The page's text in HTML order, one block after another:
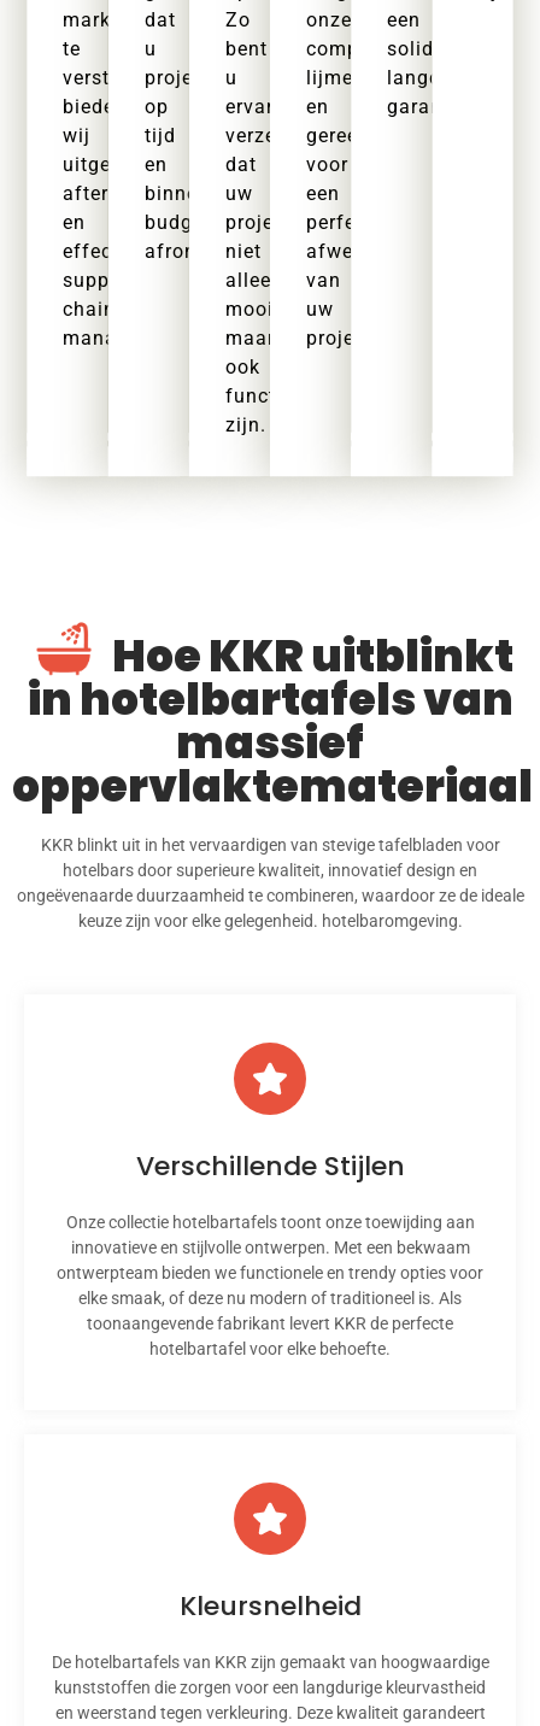
marktpositie
te
versterken,
bieden
wij
uitgebreide
aftersalesondersteuning
en
effectief
supply
chain
management.
dat
u
projecten
op
tijd
en
binnen
budget
afrondt.
Zo
bent
u
ervan
verzekerd
dat
uw
projecten
niet
alleen
mooi,
maar
ook
functioneel
zijn.
onze
complementaire
lijmen
en
gereedschappen
voor
een
perfecte
afwerking
van
uw
projecten.
een
solide,
langdurige
garantie.
Hoe KKR uitblinkt
in hotelbartafels van
massief
oppervlaktemateriaal
KKR blinkt uit in het vervaardigen van stevige tafelbladen voor
hotelbars door superieure kwaliteit, innovatief design en
ongeëvenaarde duurzaamheid te combineren, waardoor ze de ideale
keuze zijn voor elke gelegenheid. hotelbaromgeving.
Verschillende Stijlen
Onze collectie hotelbartafels toont onze toewijding aan
innovatieve en stijlvolle ontwerpen. Met een bekwaam
ontwerpteam bieden we functionele en trendy opties voor
elke smaak, of deze nu modern of traditioneel is. Als
toonaangevende fabrikant levert KKR de perfecte
hotelbartafel voor elke behoefte.
Kleursnelheid
De hotelbartafels van KKR zijn gemaakt van hoogwaardige
kunststoffen die zorgen voor een langdurige kleurvastheid
en weerstand tegen verkleuring. Deze kwaliteit garandeert